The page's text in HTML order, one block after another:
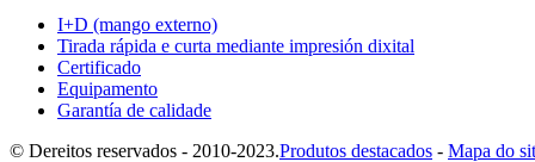
I+D (mango externo)
Tirada rápida e curta mediante impresión dixital
Certificado
Equipamento
Garantía de calidade
© Dereitos reservados - 2010-2023.Produtos destacados - Mapa do